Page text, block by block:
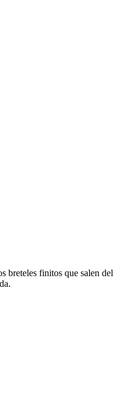
breteles finitos que salen del